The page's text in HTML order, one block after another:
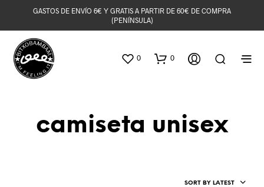
GASTOS DE ENVÍO 6€ Y GRATIS A PARTIR DE 60€ DE COMPRA
(PENÍNSULA)
0 0
camiseta unisex
SORT BY LATEST